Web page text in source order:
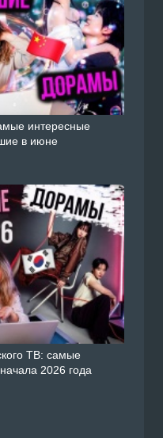
интересные
в июне
ТВ: самые
2026 года